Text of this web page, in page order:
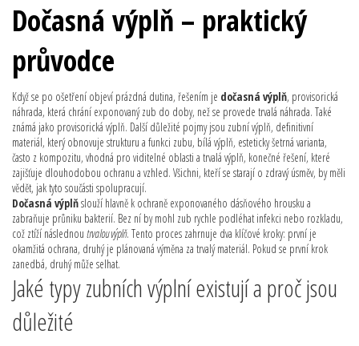
Dočasná výplň – praktický
průvodce
Když se po ošetření objeví prázdná dutina, řešením je dočasná výplň, provisorická
náhrada, která chrání exponovaný zub do doby, než se provede trvalá náhrada. Také
známá jako provisorická výplň. Další důležité pojmy jsou zubní výplň, definitivní
materiál, který obnovuje strukturu a funkci zubu, bílá výplň, esteticky šetrná varianta,
často z kompozitu, vhodná pro viditelné oblasti a trvalá výplň, konečné řešení, které
zajišťuje dlouhodobou ochranu a vzhled. Všichni, kteří se starají o zdravý úsměv, by měli
vědět, jak tyto součásti spolupracují.
Dočasná výplňslouží hlavně k ochraně exponovaného dásňového hrousku a
zabraňuje průniku bakterií. Bez ní by mohl zub rychle podléhat infekci nebo rozkladu,
což ztíží následnou trvalou výplň. Tento proces zahrnuje dva klíčové kroky: první je
okamžitá ochrana, druhý je plánovaná výměna za trvalý materiál. Pokud se první krok
zanedbá, druhý může selhat.
Jaké typy zubních výplní existují a proč jsou
důležité